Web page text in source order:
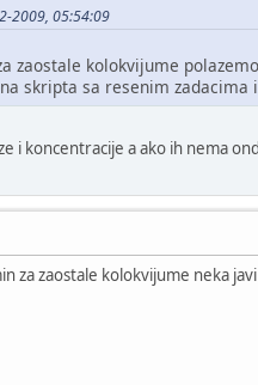
2009, 05:54:09
zaostale kolokvijume
skripta sa resenim
i koncentracije a ako ih nema
za zaostale kolokvijume neka javi